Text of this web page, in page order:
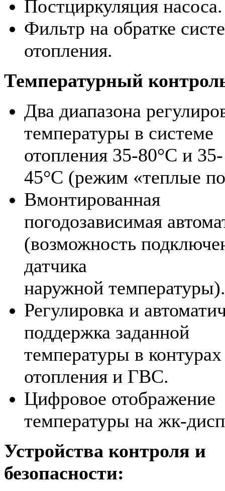
Постциркуляция насоса.
Фильтр на обратке
отопления.
Температурный
Два диапазона
температуры в системе
отопления 35-80°С и 35-
45°С (режим «теплые
Вмонтированная
погодозависимая
(возможность
датчика
наружной температуры).
Регулировка и
поддержка заданной
температуры в контурах
отопления и ГВС.
Цифровое отображение
температуры на жк-
Устройства контроля и
безопасности: